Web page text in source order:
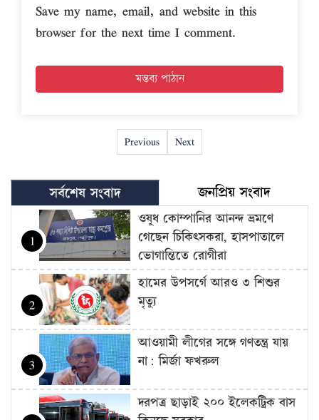
Save my name, email, and website in this
browser for the next time I comment.
Previous Next
সর্বশেষ সংবাদ জনপ্রিয় সংবাদ
1
ওষুধ কোম্পানির আনন্দ ভ্রমণে
গেছেন চিকিৎসকরা, হাসপাতালে
ভোগান্তিতে রোগীরা
2
হামের উপসর্গে আরও ৩ শিশুর
মৃত্যু
3
আওয়ামী লীগের সঙ্গে গণতন্ত্র যায়
না: মির্জা ফখরুল
দরপত্র ছাড়াই ২০০ ইলেকট্রিক বাস